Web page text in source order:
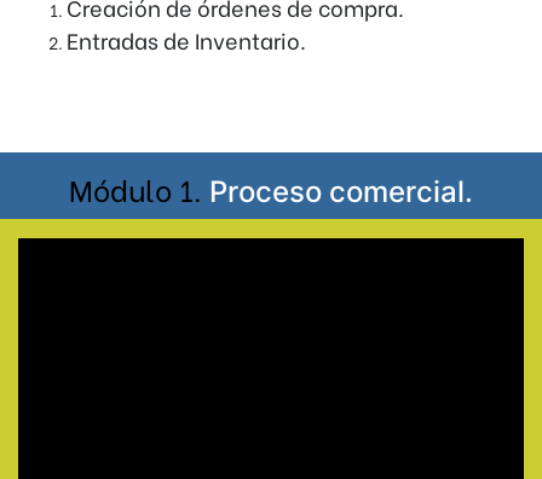
Creación de órdenes de compra.
Entradas de Inventario.
Módulo 1. Proceso comercial.